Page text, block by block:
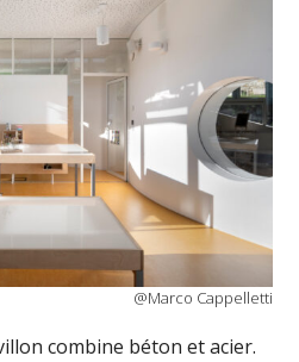
@Marco Cappelletti
combine béton et acier.